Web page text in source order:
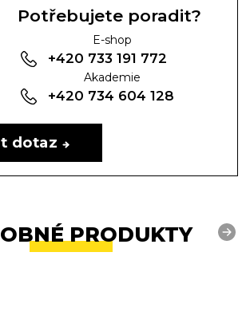
Potřebujete poradit?
E-shop
+420 733 191 772
Akademie
+420 734 604 128
dotaz
PRODUKTY Next